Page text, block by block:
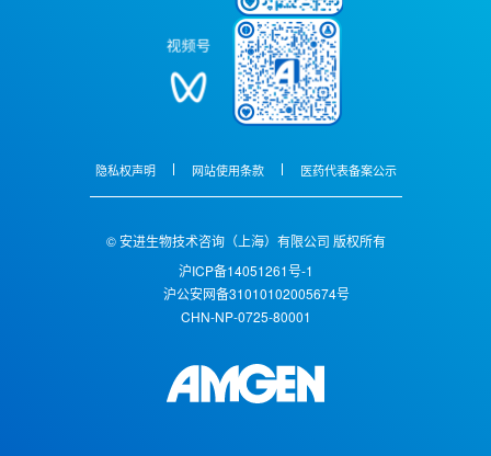
隐私权声明 网站使用条款 医药代表备案公示
© 安进生物技术咨询（上海）有限公司 版权所有
沪ICP备14051261号-1
沪公安网备31010102005674号
CHN-NP-0725-80001